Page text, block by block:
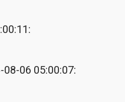
08-06 05:00:07: